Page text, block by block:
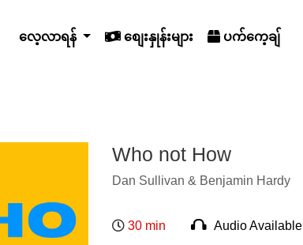
လေ့လာရန် စျေးနှုန်းများ ပက်ကေ့ချ်
Who not How
Dan Sullivan & Benjamin Hardy
30 min Audio Available